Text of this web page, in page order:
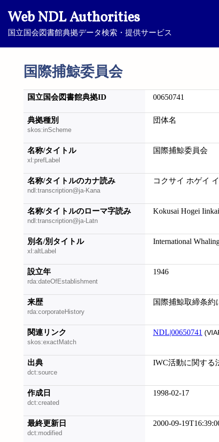
Web NDL Authorities
国立国会図書館典拠データ検索・提供サービス
国際捕鯨委員会
国立国会図書館典拠ID 00650741
典拠種別
skos:inScheme
団体名
名称/タイトル
xl:prefLabel
国際捕鯨委員会
名称/タイトルのカナ読み
ndl:transcription@ja-Kana
コクサイ ホゲイ
名称/タイトルのローマ字読み
ndl:transcription@ja-Latn
Kokusai Hogei Iinkai
別名/別タイトル
xl:altLabel
International
設立年
rda:dateOfEstablishment
1946
来歴
rda:corporateHistory
国際捕鯨取締条約
関連リンク
skos:exactMatch
NDL|00650741
出典
dct:source
IWC活動に関する
作成日
dct:created
1998-02-17
最終更新日
dct:modified
2000-09-